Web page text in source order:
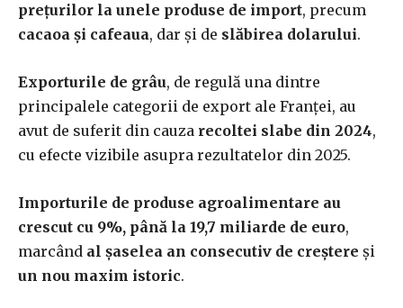
prețurilor la unele produse de import, precum
cacaoa și cafeaua, dar și de slăbirea dolarului.
Exporturile de grâu, de regulă una dintre
principalele categorii de export ale Franței, au
avut de suferit din cauza recoltei slabe din 2024,
cu efecte vizibile asupra rezultatelor din 2025.
Importurile de produse agroalimentare au
crescut cu 9%, până la 19,7 miliarde de euro,
marcând al șaselea an consecutiv de creștere și
un nou maxim istoric.